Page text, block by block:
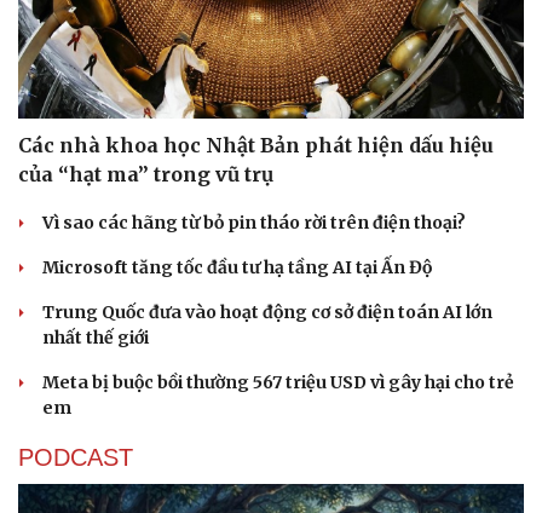
Thể thao
Bóng đá
Lịch thi đấu bóng đá
Thế giới thể thao
eSports
Hậu trường
Ô tô - Xe máy
Ô tô
Xe máy
Tư vấn
Các nhà khoa học Nhật Bản phát hiện dấu hiệu
của “hạt ma” trong vũ trụ
Vì sao các hãng từ bỏ pin tháo rời trên điện thoại?
Microsoft tăng tốc đầu tư hạ tầng AI tại Ấn Độ
Trung Quốc đưa vào hoạt động cơ sở điện toán AI lớn
nhất thế giới
Meta bị buộc bồi thường 567 triệu USD vì gây hại cho trẻ
em
PODCAST